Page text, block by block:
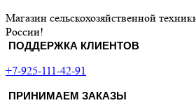
Магазин сельскохозяйственной
России!
ПОДДЕРЖКА КЛИЕНТОВ
+7-925-111-42-91
ПРИНИМАЕМ ЗАКАЗЫ